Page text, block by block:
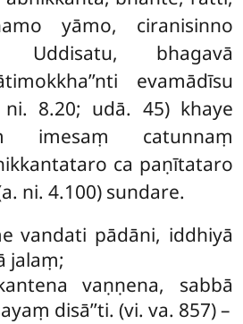
yāmo, ciranisinno
Uddisatu, bhagavā
evamādīsu
8.20; udā. 45) khaye
imesaṃ catunnaṃ
ca paṇītataro
ni. 4.100) sundare.
vandati pādāni, iddhiyā
jalaṃ;
vaṇṇena, sabbā
disā’’ti. (vi. va. 857) –